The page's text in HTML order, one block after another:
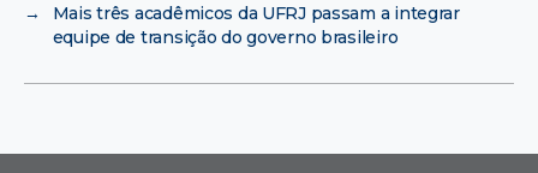
→
Mais três acadêmicos da UFRJ passam a integrar
equipe de transição do governo brasileiro